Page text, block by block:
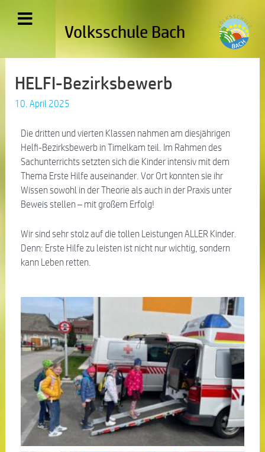
Volksschule Bach
HELFI-Bezirksbewerb
10. April 2025
Die dritten und vierten Klassen nahmen am diesjährigen
Helfi-Bezirksbewerb in Timelkam teil. Im Rahmen des
Sachunterrichts setzten sich die Kinder intensiv mit dem
Thema Erste Hilfe auseinander. Vor Ort konnten sie ihr
Wissen sowohl in der Theorie als auch in der Praxis unter
Beweis stellen – mit großem Erfolg!
Wir sind sehr stolz auf die tollen Leistungen ALLER Kinder.
Denn: Erste Hilfe zu leisten ist nicht nur wichtig, sondern
kann Leben retten.